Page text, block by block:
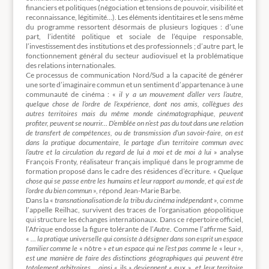
financiers et politiques (négociation et tensions de pouvoir, visibilité et
reconnaissance, légitimité…). Les éléments identitaires et le sens même
du programme ressortent désormais de plusieurs logiques : d’une
part, l’identité politique et sociale de l’équipe responsable,
l’investissement des institutions et des professionnels ; d’autre part, le
fonctionnement général du secteur audiovisuel et la problématique
des relations internationales.
Ce processus de communication Nord/Sud a la capacité de générer
une sorte d’imaginaire commun et un sentiment d’appartenance à une
communauté de cinéma : «il y a un mouvement d’aller vers l’autre,
quelque chose de l’ordre de l’expérience, dont nos amis, collègues des
autres territoires mais du même monde cinématographique, peuvent
profiter, peuvent se nourrir… D’emblée on n’est pas du tout dans une relation
de transfert de compétences, ou de transmission d’un savoir-faire, on est
dans la pratique documentaire, le partage d’un territoire commun avec
l’autre et la circulation du regard de lui à moi et de moi à lui» analyse
François Fronty, réalisateur français impliqué dans le programme de
formation proposé dans le cadre des résidences d’écriture. «Quelque
chose qui se passe entre les humains et leur rapport au monde, et qui est de
l’ordre du bien commun», répond Jean-Marie Barbe.
Dans la «transnationalisation de la tribu du cinéma indépendant », comme
l’appelle Reilhac, survivent des traces de l’organisation géopolitique
qui structure les échanges internationaux. Dans ce répertoire officiel,
l’Afrique endosse la figure tolérante de l’Autre. Comme l’affirme Said,
« … la pratique universelle qui consiste à désigner dans son esprit un espace
familier comme le « nôtre » et un espace qui ne l’est pas comme le « leur »,
est une manière de faire des distinctions géographiques qui peuvent être